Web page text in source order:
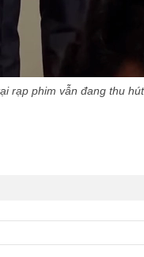
rạp phim vẫn đang thu